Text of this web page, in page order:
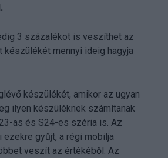
3 százalékot is veszíthet az
készülékét mennyi ideig hagyja
készülékét, amikor az ugyan
ilyen készüléknek számítanak
as és S24-es széria is. Az
gyűjt, a régi mobilja
veszít az értékéből. Az